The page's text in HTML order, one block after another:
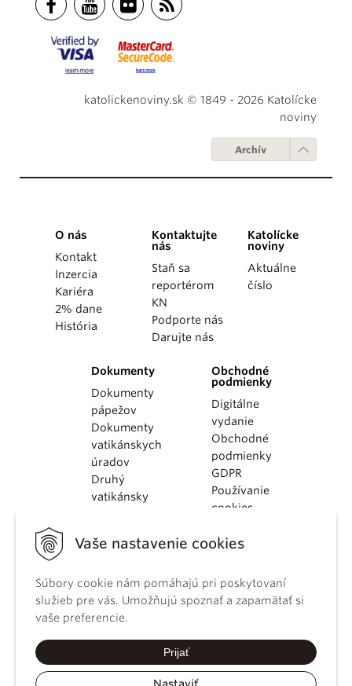
Vaše nastavenie cookies
Súbory cookie nám pomáhajú pri poskytovaní
služieb pre vás. Umožňujú spoznať a zapamätať si
vaše preferencie.
Prijať
katolickenoviny.sk © 1849 - 2026 Katolícke
noviny
Archív
O nás
Kontakt
Inzercia
Kariéra
2% dane
História
Kontaktujte
nás
Staň sa
reportérom
KN
Podporte nás
Darujte nás
Katolícke
noviny
Aktuálne
číslo
Dokumenty
Dokumenty
pápežov
Dokumenty
vatikánskych
úradov
Druhý
vatikánsky
KBS
kánonického
práva
Katechizmus
Obchodné
podmienky
Digitálne
vydanie
Obchodné
podmienky
GDPR
Používanie
cookies